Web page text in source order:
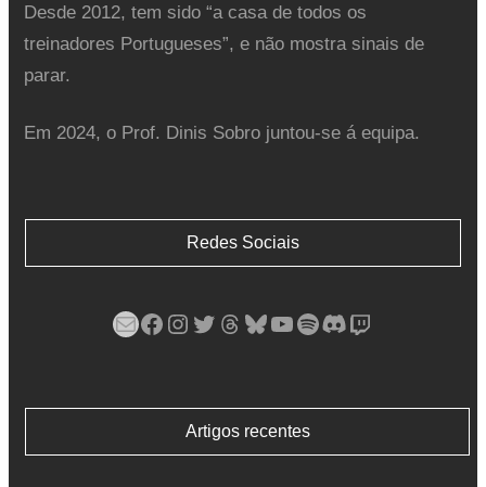
Desde 2012, tem sido “a casa de todos os
treinadores Portugueses”, e não mostra sinais de
parar.
Em 2024, o Prof. Dinis Sobro juntou-se á equipa.
Redes Sociais
Mail Facebook Instagram Twitter Threads Bluesky YouTube Spotify Discord Twitch
Artigos recentes